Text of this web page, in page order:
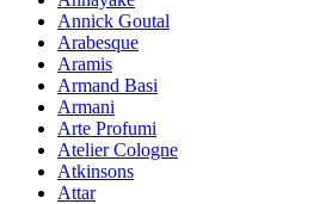
Annick Goutal
Arabesque
Aramis
Armand Basi
Armani
Arte Profumi
Atelier Cologne
Atkinsons
Attar